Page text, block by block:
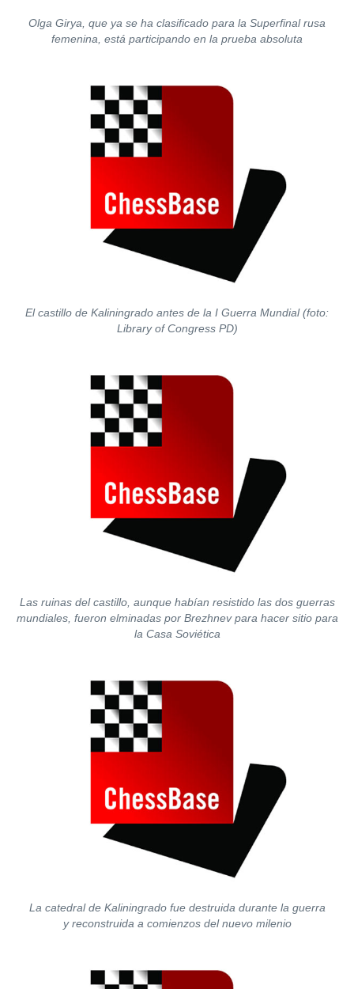
Olga Girya, que ya se ha clasificado para la Superfinal rusa
femenina, está participando en la prueba absoluta
El castillo de Kaliningrado antes de la I Guerra Mundial (foto:
Library of Congress PD)
Las ruinas del castillo, aunque habían resistido las dos guerras
mundiales, fueron elminadas por Brezhnev para hacer sitio para
la Casa Soviética
La catedral de Kaliningrado fue destruida durante la guerra
y reconstruida a comienzos del nuevo milenio